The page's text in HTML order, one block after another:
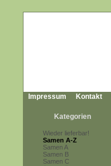
Impressum Kontakt
Kategorien
Wieder lieferbar!
Samen A-Z
Samen A
Samen B
Samen C